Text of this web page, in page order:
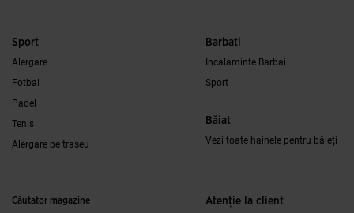
Sport
Alergare
Fotbal
Padel
Tenis
Alergare pe traseu
Barbati
Incalaminte Barbai
Sport
Băiat
Vezi toate hainele pentru băieți
Căutator magazine Atenţie la client